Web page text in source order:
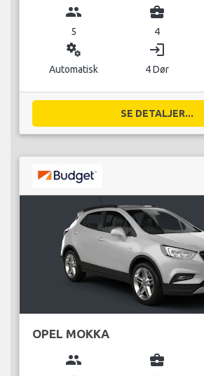
group
5
business_center
4
miscellaneous_services
Automatisk
login
4 Dør
SE DETALJER...
OPEL MOKKA
group business_center